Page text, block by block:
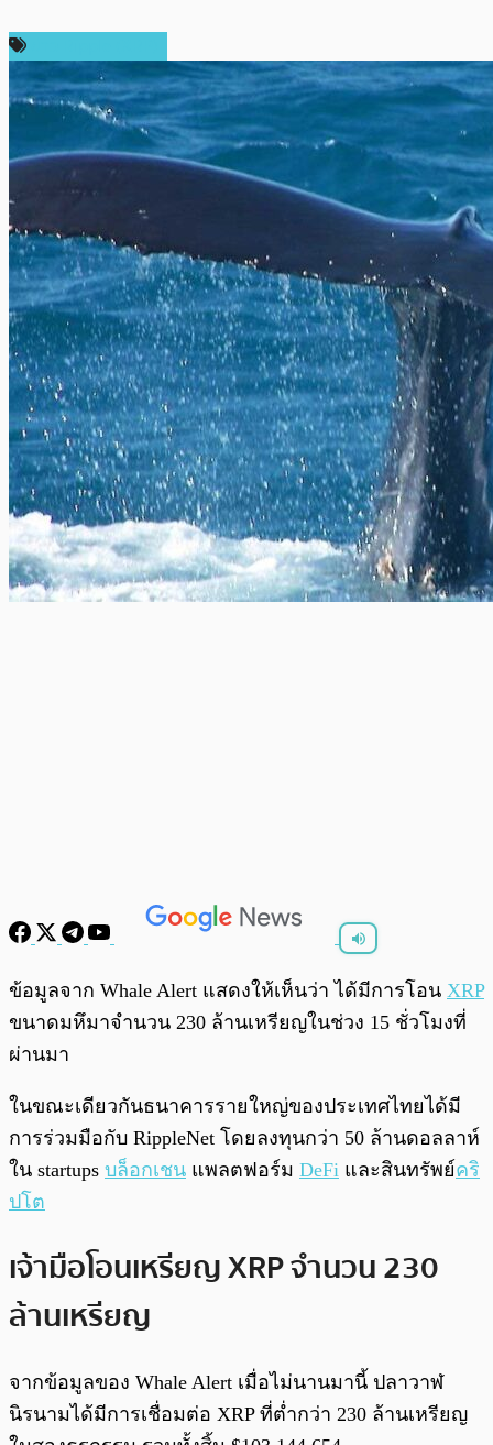
/
ข้อมูลจาก Whale Alert แสดงให้เห็นว่า ได้มีการโอน XRP
ขนาดมหึมาจำนวน 230 ล้านเหรียญในช่วง 15 ชั่วโมงที่
ผ่านมา
ในขณะเดียวกันธนาคารรายใหญ่ของประเทศไทยได้มี
การร่วมมือกับ RippleNet โดยลงทุนกว่า 50 ล้านดอลลาห์
ใน startups บล็อกเชน แพลตฟอร์ม DeFi และสินทรัพย์คริ
ปโต
เจ้ามือโอนเหรียญ XRP จำนวน 230
ล้านเหรียญ
จากข้อมูลของ Whale Alert เมื่อไม่นานมานี้ ปลาวาฬ
นิรนามได้มีการเชื่อมต่อ XRP ที่ต่ำกว่า 230 ล้านเหรียญ